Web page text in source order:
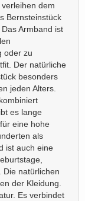
dem
Bernsteinstück
Armband ist
oder zu
Der natürliche
besonders
jeden Alters.
es lange
eine hohe
als
ist auch eine
natürlichen
der Kleidung.
Es verbindet